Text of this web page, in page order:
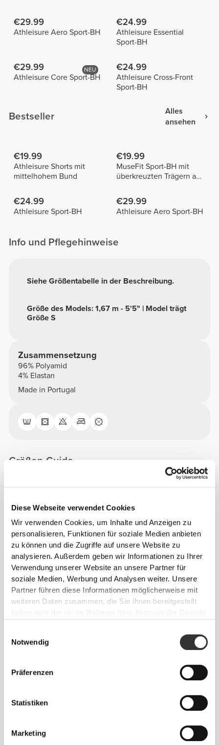
Diese Webseite verwendet Cookies
Wir verwenden Cookies, um Inhalte und Anzeigen zu
personalisieren, Funktionen für soziale Medien anbieten
zu können und die Zugriffe auf unsere Website zu
analysieren. Außerdem geben wir Informationen zu Ihrer
Verwendung unserer Website an unsere Partner für
soziale Medien, Werbung und Analysen weiter. Unsere
Partner führen diese Informationen möglicherweise mit
weiteren Daten zusammen, die Sie ihnen bereitgestellt
haben oder die sie im Rahmen Ihrer Nutzung der Dienste
Notwendig
Präferenzen
Statistiken
Marketing
€29.99
Athleisure Aero Sport-BH
€24.99
Athleisure Essential
Sport-BH
NEU
€29.99
Athleisure Core Sport-BH
€24.99
Athleisure Cross-Front
Sport-BH
Bestseller
Alles
ansehen
€19.99
Athleisure Shorts mit
mittelhohem Bund
€19.99
MuseFit Sport-BH mit
überkreuzten Trägern am
€24.99
Athleisure Sport-BH
€29.99
Athleisure Aero Sport-BH
Info und Pflegehinweise
Größe des Models: 1,67 m - 5'5" | Model trägt
Größe S
Siehe Größentabelle in der Beschreibung.
Zusammensetzung
96% Polyamid
4% Elastan
Made in Portugal
Größen-Guide
Dieser Artikel
Diese engere Passform betont die Silhouette
deines Körpers.